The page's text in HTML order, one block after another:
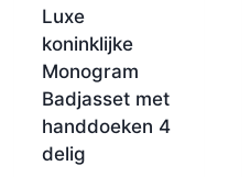
Luxe
koninklijke
Monogram
Badjasset met
handdoeken 4
delig